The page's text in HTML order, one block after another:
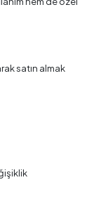
satın almak